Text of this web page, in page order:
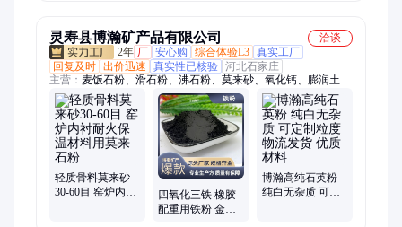
灵寿县博瀚矿产品有限公司
洽谈
2年 厂 安心购 综合体验L3 真实工厂
回复及时 出价迅速 真实性已核验 河北石家庄
主营： 麦饭石粉、滑石粉、沸石粉、莫来砂、氧化钙、膨润土、
白云石粉、橡胶粉、石英粉、硅微粉、碳酸钙、石墨、硅藻土、
抗菌粉、氢氧化钙、消石灰、陶土、活性白土、金刚砂、木粉、
磁粉、海泡石粉、二氧化硅、高岭土、负离子粉
轻质骨料莫来砂
30-60目 窑炉内衬
四氧化三铁 橡胶
配重用铁粉 金属
博瀚高纯石英粉
纯白无杂质 可定